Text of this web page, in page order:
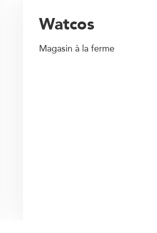
Watcos
Magasin à la ferme